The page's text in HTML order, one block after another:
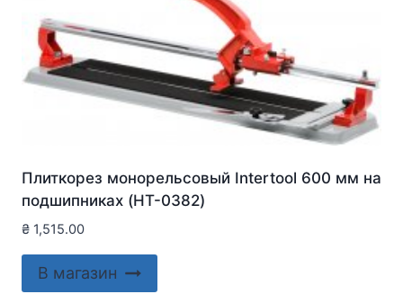
Плиткорез монорельсовый Intertool 600 мм на
подшипниках (HT-0382)
₴ 1,515.00
В магазин